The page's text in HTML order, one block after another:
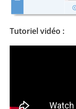
Tutoriel vidéo :